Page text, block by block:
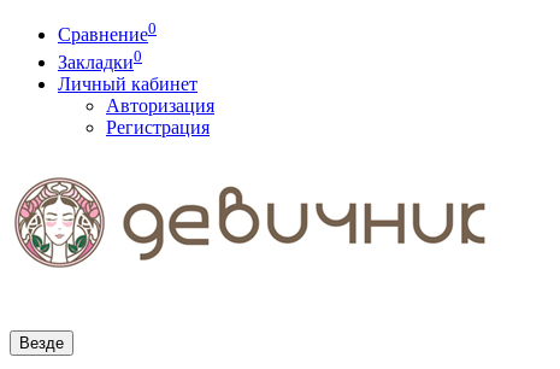
Сравнение0
Закладки0
Личный кабинет
Авторизация
Регистрация
Везде